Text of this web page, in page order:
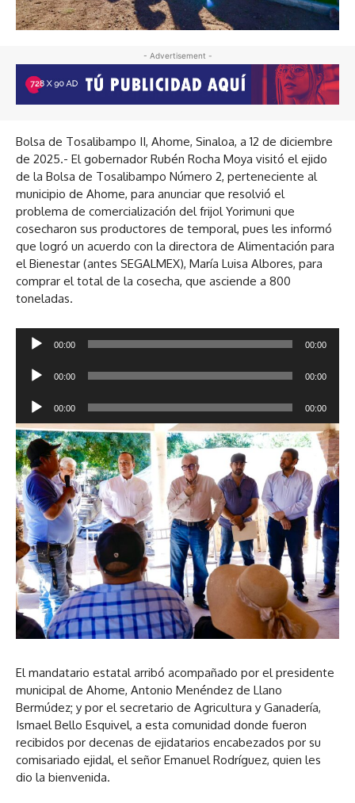
- Advertisement -
Bolsa de Tosalibampo II, Ahome, Sinaloa, a 12 de diciembre
de 2025.- El gobernador Rubén Rocha Moya visitó el ejido
de la Bolsa de Tosalibampo Número 2, perteneciente al
municipio de Ahome, para anunciar que resolvió el
problema de comercialización del frijol Yorimuni que
cosecharon sus productores de temporal, pues les informó
que logró un acuerdo con la directora de Alimentación para
el Bienestar (antes SEGALMEX), María Luisa Albores, para
comprar el total de la cosecha, que asciende a 800
toneladas.
d
u
c
t
o
r
d
e
a
u
d
i
o
00:00 00:00
o
d
u
c
t
o
r
d
e
a
u
d
00:00 00:00
p
r
o
d
u
c
t
o
r
d
e
u
i
o
00:00 00:00
El mandatario estatal arribó acompañado por el presidente
municipal de Ahome, Antonio Menéndez de Llano
Bermúdez; y por el secretario de Agricultura y Ganadería,
Ismael Bello Esquivel, a esta comunidad donde fueron
recibidos por decenas de ejidatarios encabezados por su
comisariado ejidal, el señor Emanuel Rodríguez, quien les
dio la bienvenida.